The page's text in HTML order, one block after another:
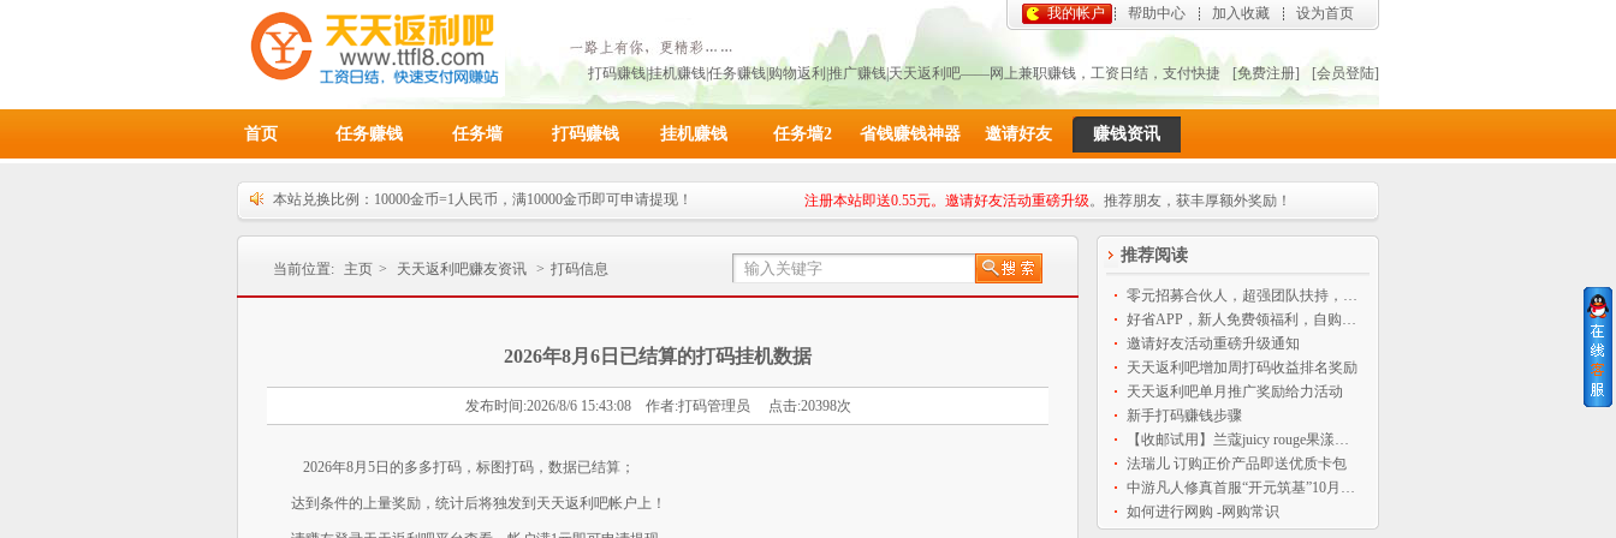
我的帐户 帮助中心 加入收藏 设为首页
打码赚钱|挂机赚钱|任务赚钱|购物返利|推广赚钱|天天返利吧——网上兼职赚钱，工资日结，支付快捷 [免费注册] [会员登陆]
首页 任务赚钱 任务墙 打码赚钱 挂机赚钱 任务墙2 省钱赚钱神器 邀请好友 赚钱资讯
本站兑换比例：10000金币=1人民币，满10000金币即可申请提现！
天天返利吧邀请好友活动重磅升级，绝对给力。快邀请您的小伙伴来参加
请各位天天返利吧赚友积极推广，获取丰厚的额外奖励
注册本站即送0.55元。邀请好友活动重磅升级。推荐朋友，获丰厚额外奖励！
当前位置: 主页 > 天天返利吧赚友资讯 > 打码信息
2026年8月6日已结算的打码挂机数据
发布时间:2026/8/6 15:43:08 作者:打码管理员 点击:20398次
2026年8月5日的多多打码，标图打码，数据已结算；
达到条件的上量奖励，统计后将独发到天天返利吧帐户上！
推荐阅读
零元招募合伙人，超强团队扶持，全程免费
好省APP，新人免费领福利，自购省钱分享赚钱神器
邀请好友活动重磅升级通知
天天返利吧增加周打码收益排名奖励
天天返利吧单月推广奖励给力活动
新手打码赚钱步骤
【收邮试用】兰蔻juicy rouge果漾亮彩持久保湿唇膏2.4ml
法瑞儿 订购正价产品即送优质卡包
中游凡人修真首服“开元筑基”10月9日14点盛大开启
如何进行网购 -网购常识